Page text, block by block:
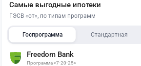
Самые выгодные ипотеки
ГЭСВ «от», по типам программ
Госпрограмма Стандартная
Freedom Bank
Программа «7-20-25»